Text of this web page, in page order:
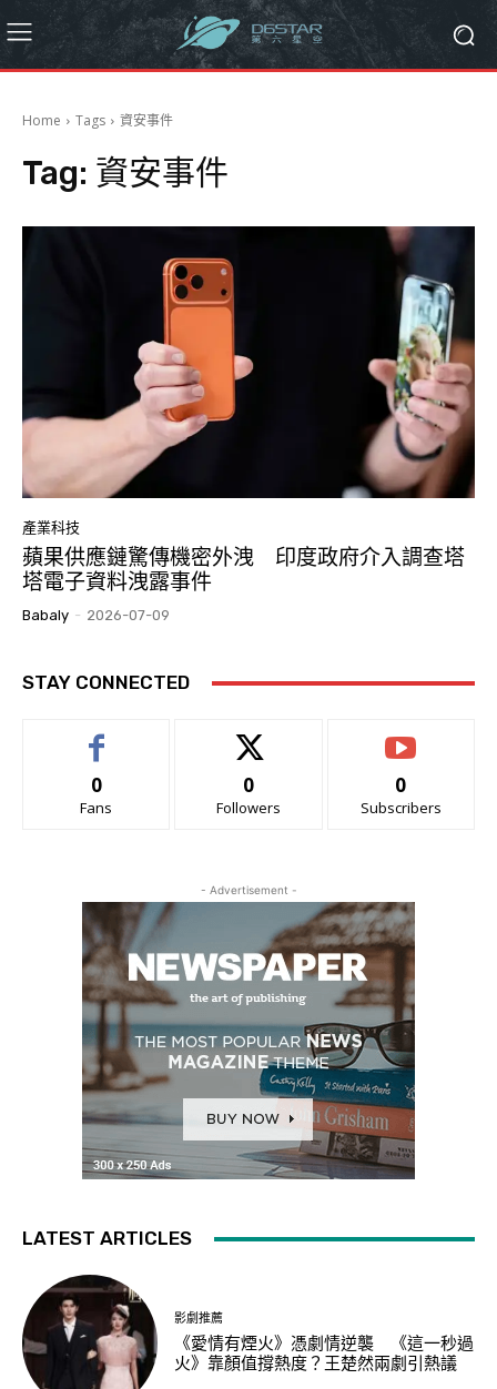
Home Tags 資安事件
Tag: 資安事件
產業科技
蘋果供應鏈驚傳機密外洩 印度政府介入調查塔
塔電子資料洩露事件
Babaly - 2026-07-09
STAY CONNECTED
0
Fans
0
Followers
0
Subscribers
- Advertisement -
LATEST ARTICLES
影劇推薦
《愛情有煙火》憑劇情逆襲 《這一秒過
火》靠顏值撐熱度？王楚然兩劇引熱議